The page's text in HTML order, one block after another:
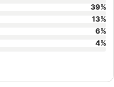
39%
13%
6%
4%